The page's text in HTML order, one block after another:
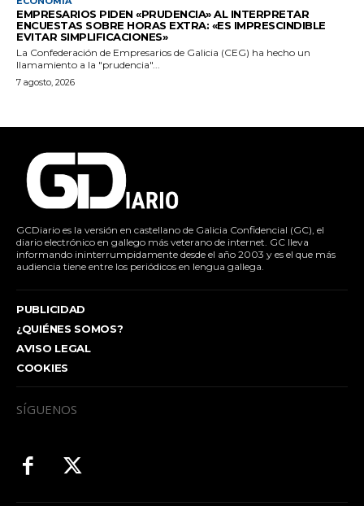
EMPRESARIOS PIDEN «PRUDENCIA» AL INTERPRETAR
ENCUESTAS SOBRE HORAS EXTRA: «ES IMPRESCINDIBLE
EVITAR SIMPLIFICACIONES»
La Confederación de Empresarios de Galicia (CEG) ha hecho un
llamamiento a la "prudencia"...
7 agosto, 2026
GCDiario es la versión en castellano de Galicia Confidencial (GC), el
diario electrónico en gallego más veterano de internet. GC lleva
informando ininterrumpidamente desde el año 2003 y es el que más
audiencia tiene entre los periódicos en lengua gallega.
PUBLICIDAD
¿QUIÉNES SOMOS?
AVISO LEGAL
COOKIES
SÍGUENOS